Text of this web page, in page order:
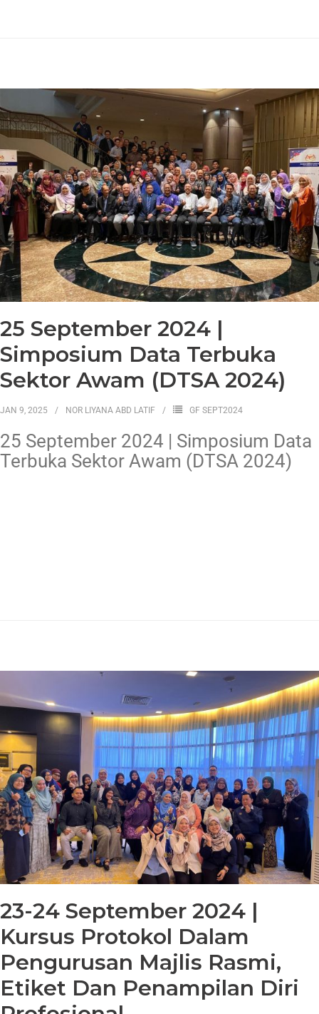
25 September 2024 |
Simposium Data Terbuka
Sektor Awam (DTSA 2024)
JAN 9, 2025 NOR LIYANA ABD LATIF GF SEPT2024
25 September 2024 | Simposium Data
Terbuka Sektor Awam (DTSA 2024)
23-24 September 2024 |
Kursus Protokol Dalam
Pengurusan Majlis Rasmi,
Etiket Dan Penampilan Diri